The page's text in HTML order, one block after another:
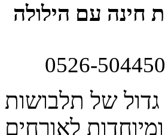
חינה עם הילולה
גדול של תלבושות